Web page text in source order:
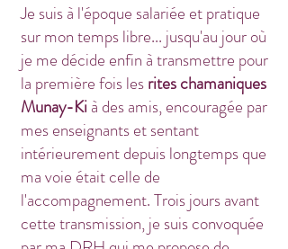
Je suis à l'époque salariée et pratique
sur mon temps libre... jusqu'au jour où
je me décide enfin à transmettre pour
la première fois lesrites chamaniques
Munay-Kià des amis, encouragée par
mes enseignants et sentant
intérieurement depuis longtemps que
ma voie était celle de
l'accompagnement. Trois jours avant
cette transmission, je suis convoquée